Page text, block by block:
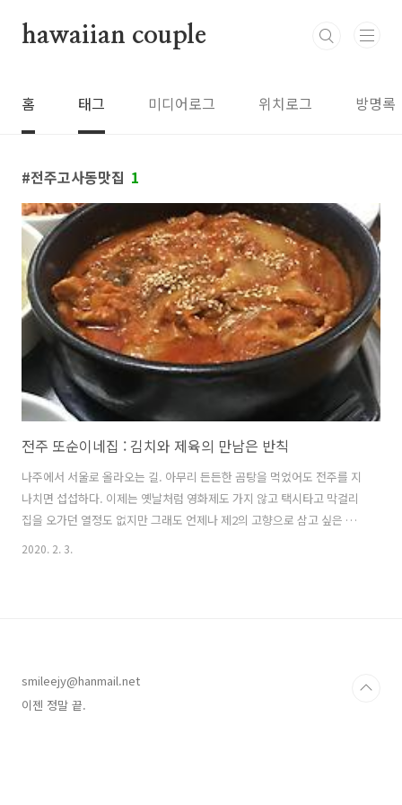
hawaiian couple
홈 태그 미디어로그 위치로그 방명록
전주고사동맛집 1
전주 또순이네집 : 김치와 제육의 만남은 반칙
나주에서 서울로 올라오는 길. 아무리 든든한 곰탕을 먹었어도 전주를 지
나치면 섭섭하다. 이제는 옛날처럼 영화제도 가지 않고 택시타고 막걸리
집을 오가던 열정도 없지만 그래도 언제나 제2의 고향으로 삼고 싶은 전
주. 이번에는 한번도 가보지 않았던 현지인 맛집을 검색해 보았다. 양푼
짜글이의 중간..
2020. 2. 3.
smileejy@hanmail.net
이젠 정말 끝.